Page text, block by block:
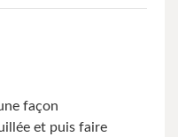
façon
et puis faire